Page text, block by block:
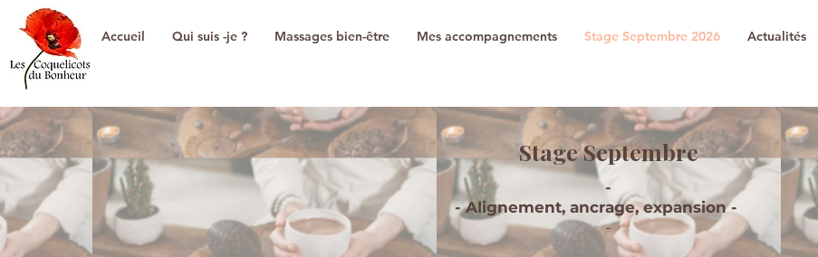
Accueil Qui suis -je ? Massages bien-être Mes accompagnements Stage Septembre 2026 Actualités
Stage Septembre
-
- Alignement, ancrage, expansion -
-